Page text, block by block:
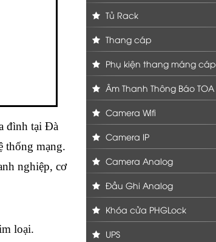
đình tại Đà
thống mạng.
nghiệp, cơ
loại.
Tủ Rack
Thang cáp
Phụ kiện thang máng cáp
Âm Thanh Thông Báo TOA
Camera Wifi
Camera IP
Camera Analog
Đầu Ghi Analog
Khóa cửa PHGLock
UPS